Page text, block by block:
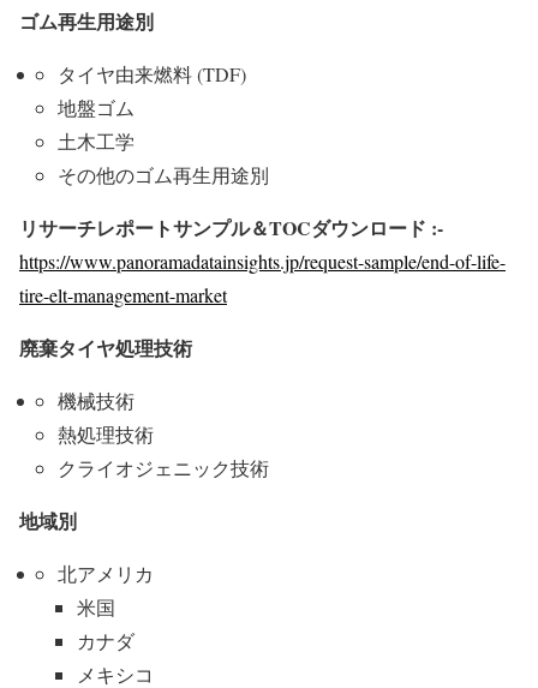
ゴム再生用途別
タイヤ由来燃料 (TDF)
地盤ゴム
土木工学
その他のゴム再生用途別
リサーチレポートサンプル＆TOCダウンロード :-
https://www.panoramadatainsights.jp/request-sample/end-of-life-
tire-elt-management-market
廃棄タイヤ処理技術
機械技術
熱処理技術
クライオジェニック技術
地域別
北アメリカ
米国
カナダ
メキシコ